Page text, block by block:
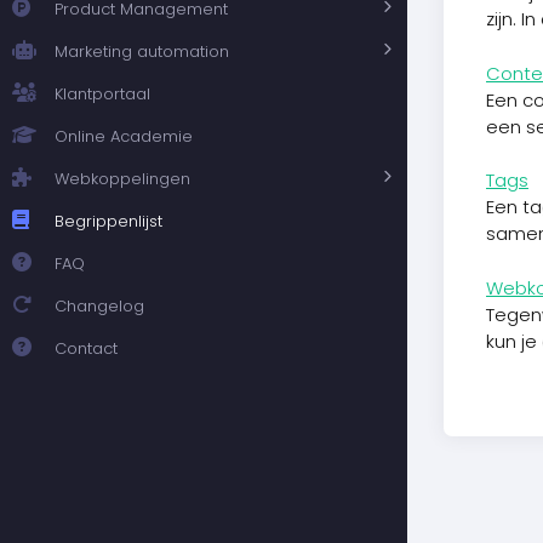
Product Management
Marketing automation
Klantportaal
Online Academie
Webkoppelingen
Begrippenlijst
FAQ
Changelog
Contact
zijn.
Een
een
Tags
Een
kun